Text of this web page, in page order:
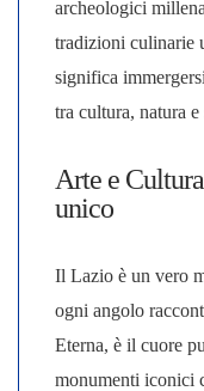
archeologici
tradizioni culinarie
significa
tra cultura, natura
Arte e
unico
Il Lazio è un vero
ogni angolo
Eterna, è il cuore
monumenti iconici